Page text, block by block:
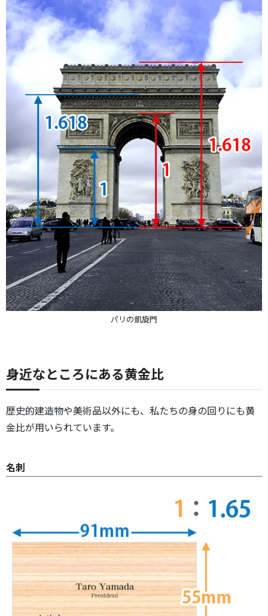
パリの凱旋門
身近なところにある黄金比
歴史的建造物や美術品以外にも、私たちの身の回りにも黄
金比が用いられています。
名刺